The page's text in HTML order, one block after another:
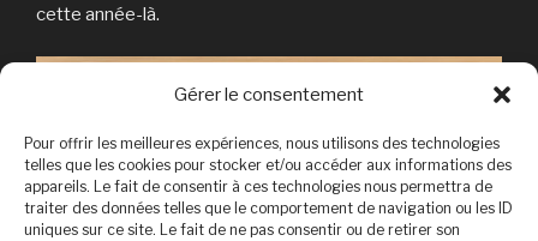
Gérer le consentement
Pour offrir les meilleures expériences, nous utilisons des technologies
telles que les cookies pour stocker et/ou accéder aux informations des
appareils. Le fait de consentir à ces technologies nous permettra de
traiter des données telles que le comportement de navigation ou les ID
uniques sur ce site. Le fait de ne pas consentir ou de retirer son
cette année-là.